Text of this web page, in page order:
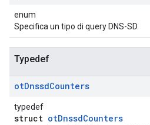
enum
Specifica un tipo di query DNS-SD.
Typedef
otDnssdCounters
typedef
struct otDnssdCounters